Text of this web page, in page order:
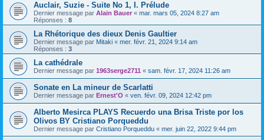
Auclair, Suzie - Suite No 1, I. Prélude
Dernier message par Alain Bauer « mar. mars 05, 2024 8:27 am
Réponses : 8
La Rhétorique des dieux Denis Gaultier
Dernier message par Mitaki « mer. févr. 21, 2024 9:14 am
Réponses : 3
La cathédrale
Dernier message par 1963serge2711 « sam. févr. 17, 2024 11:26 am
Sonate en La mineur de Scarlatti
Dernier message par Ernest'O « ven. févr. 09, 2024 12:42 pm
Alberto Mesirca PLAYS Recuerdo una Brisa Triste por los
Olivos BY Cristiano Porqueddu
Dernier message par Cristiano Porqueddu « mer. juin 22, 2022 9:44 pm